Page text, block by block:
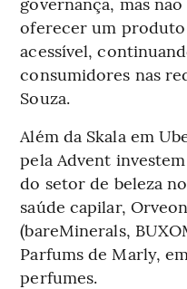
oferecer um
acessível,
consumidores nas
Souza.
Além da Skala em
pela Advent
do setor de beleza
saúde capilar,
(bareMinerals,
Parfums de Marly,
perfumes.